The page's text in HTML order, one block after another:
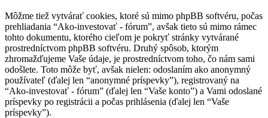
Môžme tiež vytvárať cookies, ktoré sú mimo phpBB softvéru, počas
prehliadania “Ako-investovať - fórum”, avšak tieto sú mimo rámec
tohto dokumentu, ktorého cieľom je pokryť stránky vytvárané
prostredníctvom phpBB softvéru. Druhý spôsob, ktorým
zhromažďujeme Vaše údaje, je prostredníctvom toho, čo nám sami
odošlete. Toto môže byť, avšak nielen: odoslaním ako anonymný
používateľ (ďalej len “anonymné príspevky”), registrovaný na
“Ako-investovať - fórum” (ďalej len “Vaše konto”) a Vami odoslané
príspevky po registrácii a počas prihlásenia (ďalej len “Vaše
príspevky”).